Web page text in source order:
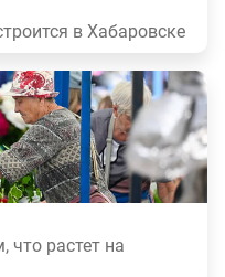
в Хабаровске
что растет на